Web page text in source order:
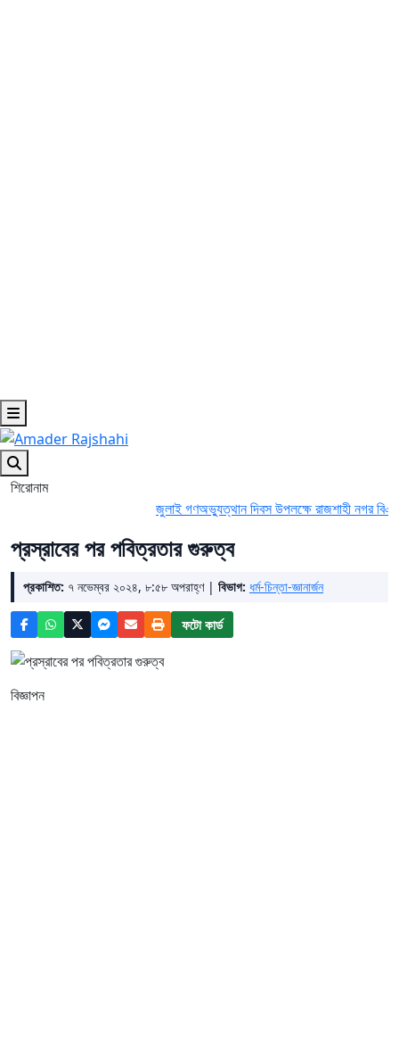
শিরোনাম
জুলাই গণঅভ্যুত্থান দিবস উপলক্ষে রাজশাহী নগর
প্রস্রাবের পর পবিত্রতার গুরুত্ব
প্রকাশিত: ৭ নভেম্বর ২০২৪, ৮:৫৮ অপরাহ্ণ | বিভাগ: ধর্ম-চিন্তা-জ্ঞানার্জন
ফটো কার্ড
বিজ্ঞাপন